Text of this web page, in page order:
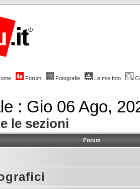
Forum Fotografie Le mie foto
: Gio 06 Ago,
le sezioni
Forum